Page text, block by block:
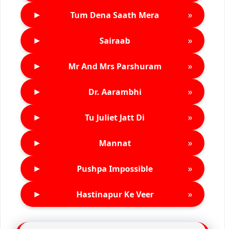
► Tum Dena Saath Mera »
► Sairaab »
► Mr And Mrs Parshuram »
► Dr. Aarambhi »
► Tu Juliet Jatt Di »
► Mannat »
► Pushpa Impossible »
► Hastinapur Ke Veer »